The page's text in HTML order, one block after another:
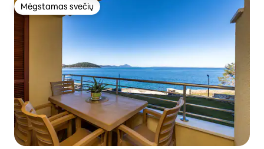
Mėgstamas svečių
Mėgstamas svečių